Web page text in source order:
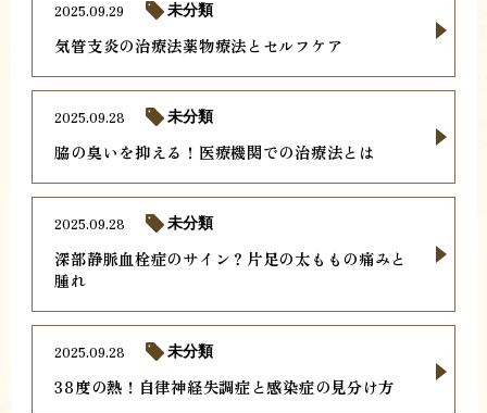
気管支炎の治療法薬物療法とセルフケア
2025.09.29 未分類
脇の臭いを抑える！医療機関での治療法とは
2025.09.28 未分類
深部静脈血栓症のサイン？片足の太ももの痛みと
腫れ
2025.09.28 未分類
38度の熱！自律神経失調症と感染症の見分け方
2025.09.28 未分類